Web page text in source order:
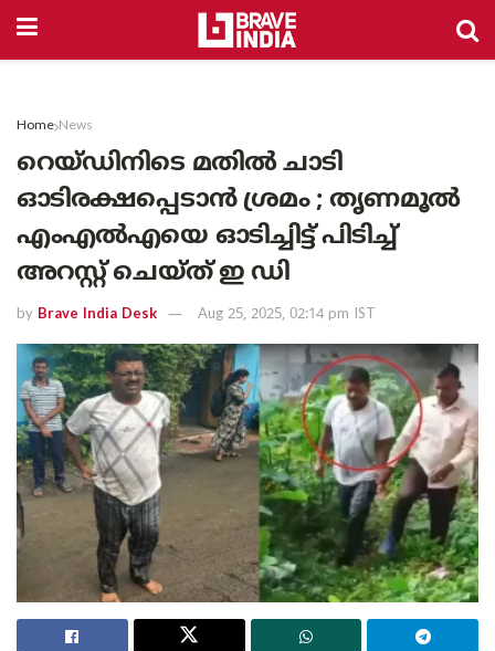
Home News
റെയ്ഡിനിടെ മതിൽ ചാടി
ഓടിരക്ഷപ്പെടാൻ ശ്രമം ; തൃണമൂൽ
എംഎൽഎയെ ഓടിച്ചിട്ട് പിടിച്ച്
അറസ്റ്റ് ചെയ്ത് ഇ ഡി
by Brave India Desk Aug 25, 2025, 02:14 pm IST